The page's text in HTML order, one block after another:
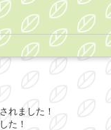
れました！
た！